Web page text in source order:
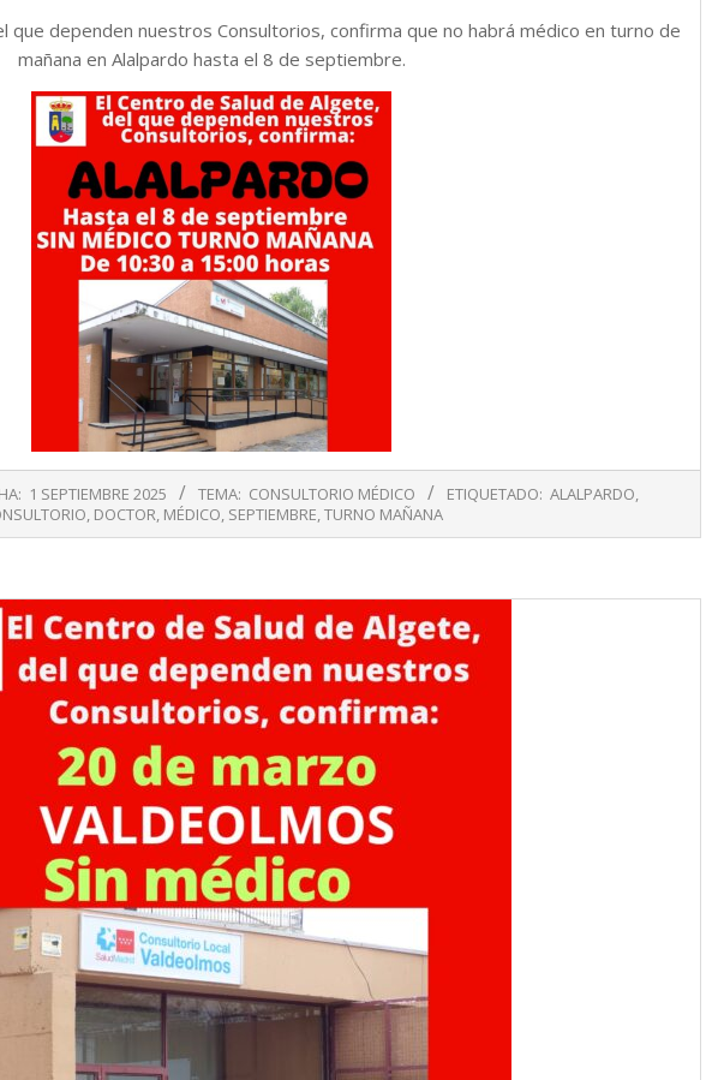
que dependen nuestros Consultorios, confirma que no habrá médico en turno de
mañana en Alalpardo hasta el 8 de septiembre.
1 SEPTIEMBRE 2025 TEMA: CONSULTORIO MÉDICO ETIQUETADO: ALALPARDO,
, DOCTOR, MÉDICO, SEPTIEMBRE,TURNO MAÑANA